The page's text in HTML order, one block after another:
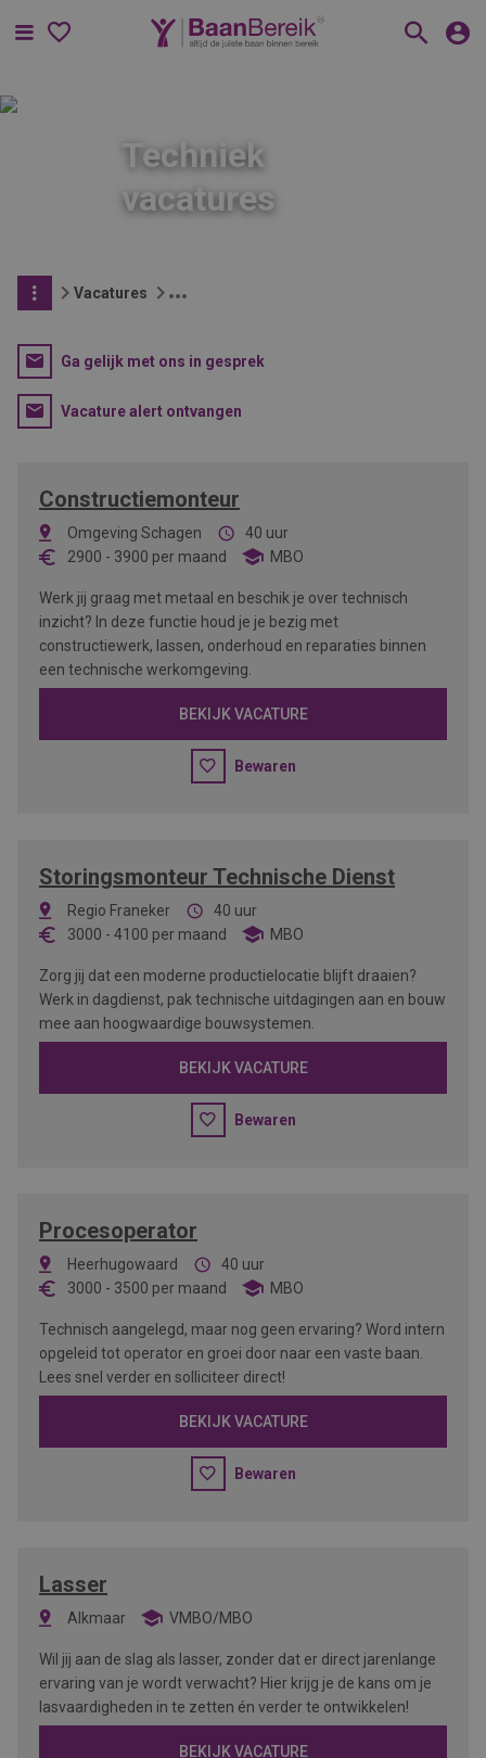
Menu
Techniek
vacatures
Vacatures
Ga gelijk met ons in gesprek
Vacature alert ontvangen
Constructiemonteur
Omgeving Schagen
40 uur
2900 - 3900 per maand MBO
Werk jij graag met metaal en beschik je over technisch
inzicht? In deze functie houd je je bezig met
constructiewerk, lassen, onderhoud en reparaties binnen
een technische werkomgeving.
BEKIJK VACATURE
Bewaren
Storingsmonteur Technische Dienst
Regio Franeker
40 uur
3000 - 4100 per maand MBO
Zorg jij dat een moderne productielocatie blijft draaien?
Werk in dagdienst, pak technische uitdagingen aan en bouw
mee aan hoogwaardige bouwsystemen.
BEKIJK VACATURE
Bewaren
Procesoperator
Heerhugowaard
40 uur
3000 - 3500 per maand MBO
Technisch aangelegd, maar nog geen ervaring? Word intern
opgeleid tot operator en groei door naar een vaste baan.
Lees snel verder en solliciteer direct!
BEKIJK VACATURE
Bewaren
Lasser
Alkmaar VMBO/MBO
Wil jij aan de slag als lasser, zonder dat er direct jarenlange
ervaring van je wordt verwacht? Hier krijg je de kans om je
lasvaardigheden in te zetten én verder te ontwikkelen!
BEKIJK VACATURE